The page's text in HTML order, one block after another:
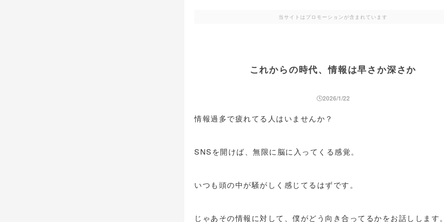
当サイトはプロモーションが含まれています
これからの時代、情報は早さか深さか
2026/1/22
情報過多で疲れてる人はいませんか？
SNSを開けば、無限に脳に入ってくる感覚。
いつも頭の中が騒がしく感じてるはずです。
じゃあその情報に対して、僕がどう向き合ってるかをお話しします